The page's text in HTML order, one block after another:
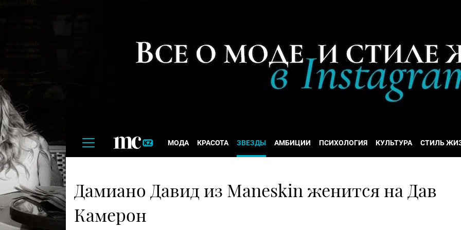
МОДА КРАСОТА ЗВЕЗДЫ АМБИЦИИ ПСИХОЛОГИЯ КУЛЬТУРА СТИЛЬ
Дамиано Давид из Maneskin женится на Дав
Камерон